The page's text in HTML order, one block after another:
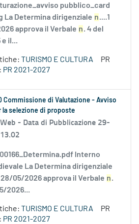
pubblico_card
La Determina dirigenziale n....1
approva il Verbale n. 4 del
e il...
TURISMO E CULTURA
PR
PR 2021-2027
Commissione di Valutazione - Avviso
la selezione di proposte
- Data di Pubblicazione 29-
Interno
La Determina dirigenziale
28/05/2026 approva il Verbale n.
2026...
TURISMO E CULTURA
PR
PR 2021-2027